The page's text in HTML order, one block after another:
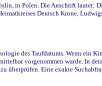
in Polen. Die Anschrift lautet:
Deutsch Krone,
des Taufdatums. Wenn ein
vorgenommen wurde. In
Eine exakte